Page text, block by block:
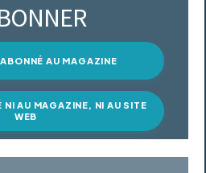
AU MAGAZINE
NI AU MAGAZINE, NI AU SITE
WEB